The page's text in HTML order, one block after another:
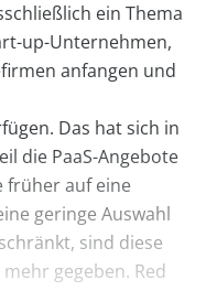
ein Thema
up-Unternehmen,
anfangen und
Das hat sich in
die PaaS-Angebote
früher auf eine
geringe Auswahl
sind diese
gegeben. Red